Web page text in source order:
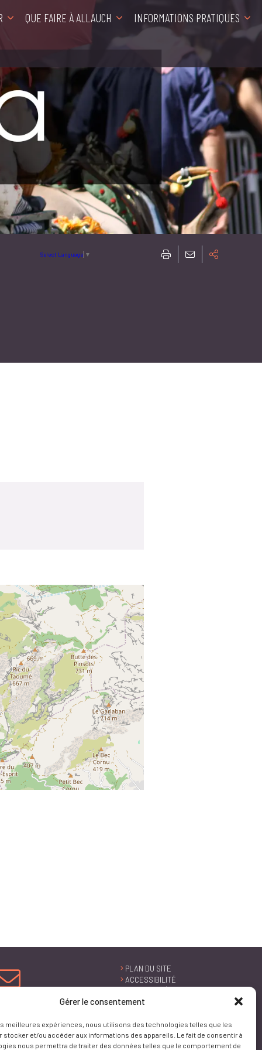
Gérer le consentement
meilleures expériences, nous utilisons des technologies telles que les
stocker et/ou accéder aux informations des appareils. Le fait de consentir à
nous permettra de traiter des données telles que le comportement de
QUE FAIRE À ALLAUCH INFORMATIONS PRATIQUES
Select Language ▼
PLAN DU SITE
ACCESSIBILITÉ
RGAA
POLITIQUE DE
GESTION DES
DONNÉES